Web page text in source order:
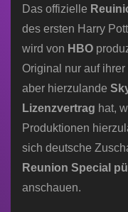
Das offizielle
des ersten Harry
wird von HBO
Original nur auf
aber hierzulande
Lizenzvertrag hat,
Produktionen
sich deutsche
Reunion Special
anschauen.